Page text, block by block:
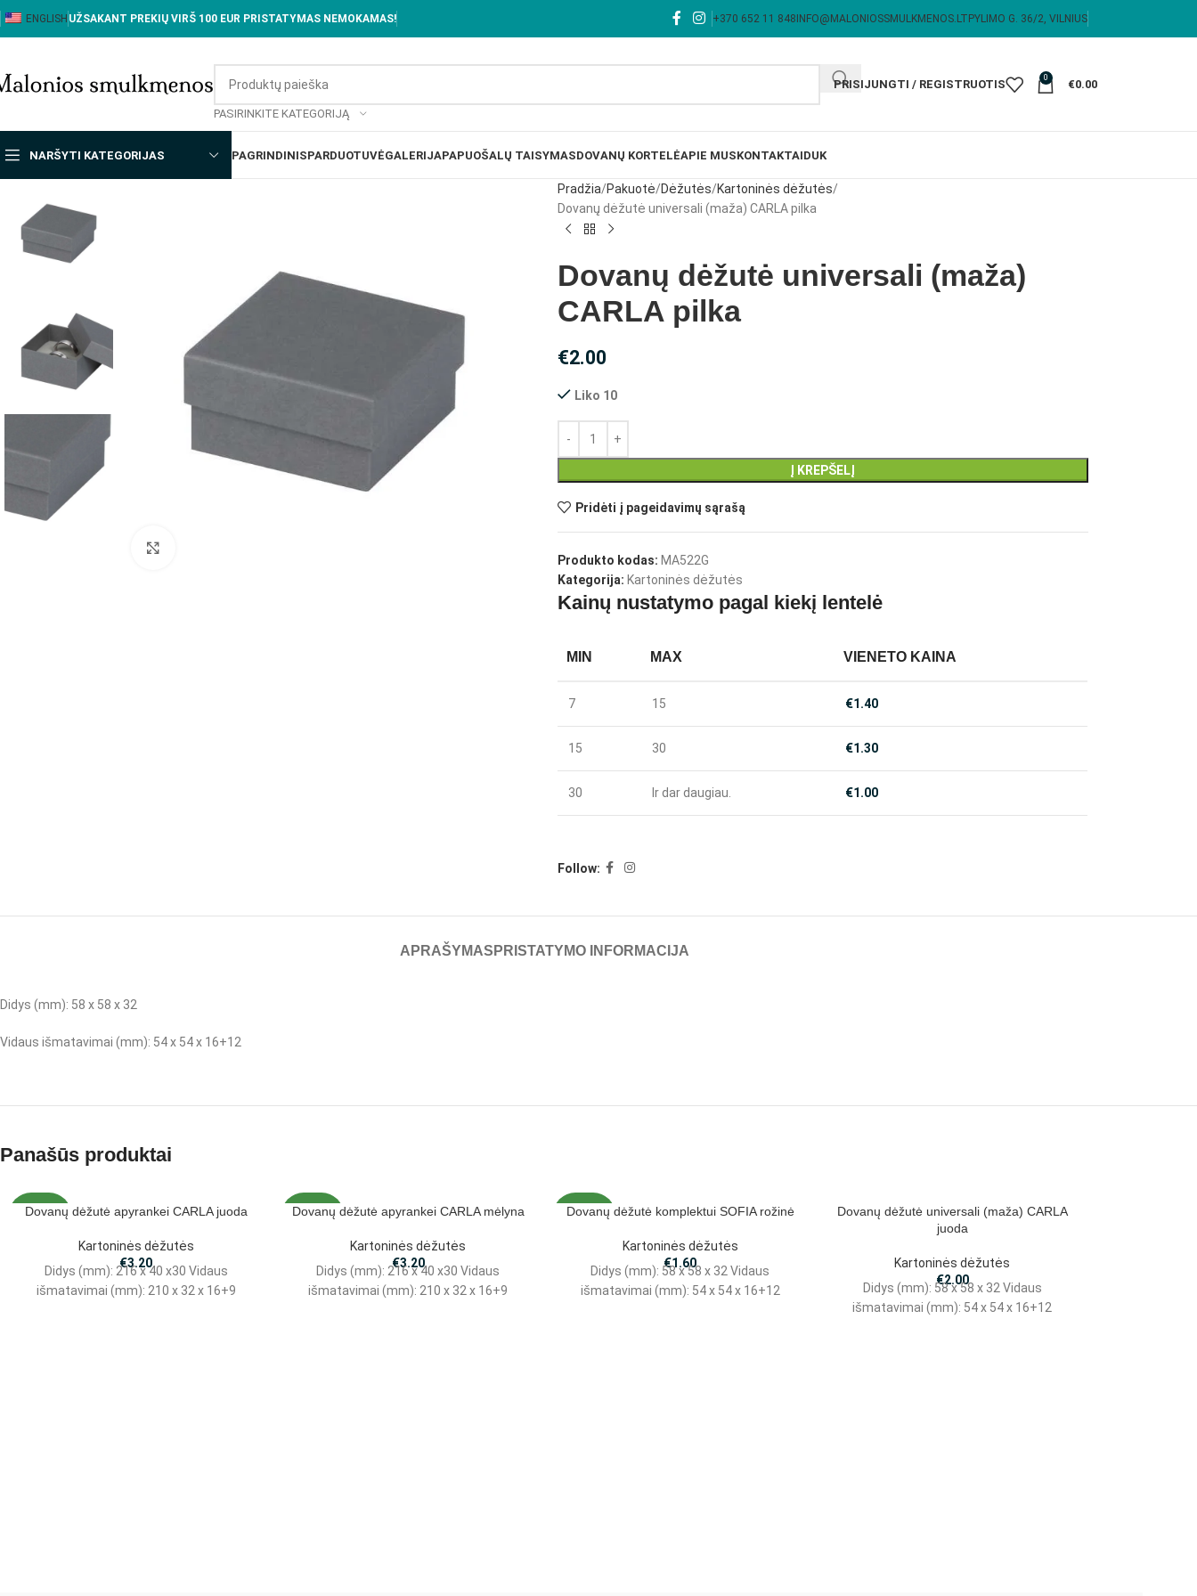
ENGLISH UŽSAKANT PREKIŲ VIRŠ 100 EUR PRISTATYMAS NEMOKAMAS! +370 652 11 848 INFO@MALONIOSSMULKMENOS.LT PYLIMO G. 36/2, VILNIUS
PASIRINKITE KATEGORIJĄ
PRISIJUNGTI / REGISTRUOTIS
0
€0.00
NARŠYTI KATEGORIJAS PAGRINDINISPARDUOTUVĖGALERIJAPAPUOŠALŲ TAISYMASDOVANŲ KORTELĖAPIE MUSKONTAKTAIDUK
Pradžia Pakuotė Dėžutės Kartoninės dėžutės
Dovanų dėžutė universali (maža) CARLA pilka
Dovanų dėžutė universali (maža)
CARLA pilka
€2.00
Liko 10
Į KREPŠELĮ
Pridėti į pageidavimų sąrašą
Produkto kodas: MA522G
Kategorija: Kartoninės dėžutės
Kainų nustatymo pagal kiekį lentelė
MIN MAX VIENETO KAINA
7 15 €1.40
15 30 €1.30
30 Ir dar daugiau. €1.00
Follow:
APRAŠYMAS PRISTATYMO INFORMACIJA
Didys (mm): 58 x 58 x 32
Vidaus išmatavimai (mm): 54 x 54 x 16+12
Panašūs produktai
NAUJAS
Dovanų dėžutė apyrankei CARLA juoda
Kartoninės dėžutės
€3.20
Didys (mm): 216 x 40 x30 Vidaus
išmatavimai (mm): 210 x 32 x 16+9
NAUJAS
Dovanų dėžutė apyrankei CARLA mėlyna
Kartoninės dėžutės
€3.20
Didys (mm): 216 x 40 x30 Vidaus
išmatavimai (mm): 210 x 32 x 16+9
NAUJAS
Dovanų dėžutė komplektui SOFIA rožinė
Kartoninės dėžutės
€1.60
Didys (mm): 58 x 58 x 32 Vidaus
išmatavimai (mm): 54 x 54 x 16+12
Dovanų dėžutė universali (maža) CARLA
juoda
Kartoninės dėžutės
€2.00
Didys (mm): 58 x 58 x 32 Vidaus
išmatavimai (mm): 54 x 54 x 16+12